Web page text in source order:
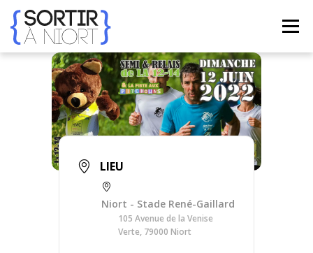
contenu
Menu
ACCUEIL AGENDA ☀ ÉTÉ 2026 ☀ LIEUX
BONS PLANS CONTACT
LIEU
Niort - Stade René-Gaillard
105 Avenue de la Venise
Verte, 79000 Niort